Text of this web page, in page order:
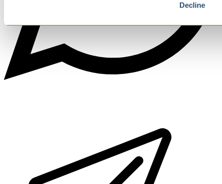
Decline